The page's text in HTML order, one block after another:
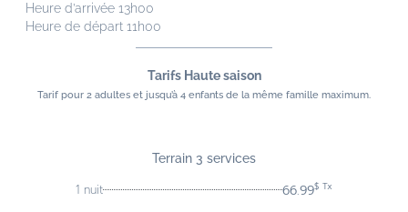
Heure d’arrivée 13h00
Heure de départ 11h00
Tarifs Haute saison
Tarif pour 2 adultes et jusqu’à 4 enfants de la même famille maximum.
Terrain 3 services
1 nuit 66.99$ Tx